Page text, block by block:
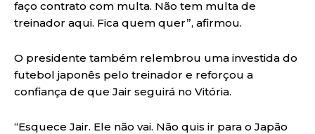
faço contrato com multa. Não tem multa de
treinador aqui. Fica quem quer”, afirmou.
O presidente também relembrou uma investida do
futebol japonês pelo treinador e reforçou a
confiança de que Jair seguirá no Vitória.
“Esquece Jair. Ele não vai. Não quis ir para o Japão